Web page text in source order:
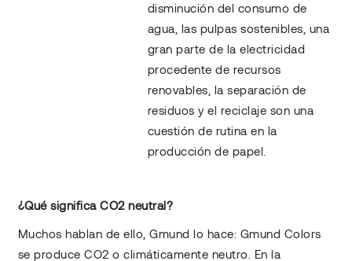
disminución del consumo de
agua, las pulpas sostenibles, una
gran parte de la electricidad
procedente de recursos
renovables, la separación de
residuos y el reciclaje son una
cuestión de rutina en la
producción de papel.
¿Qué significa CO2 neutral?
Muchos hablan de ello, Gmund lo hace: Gmund Colors
se produce CO2 o climáticamente neutro. En la